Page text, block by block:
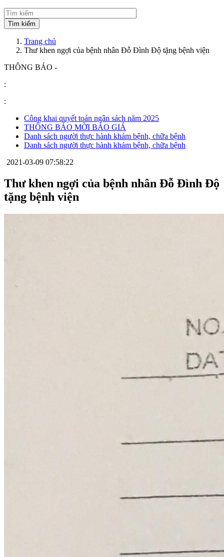
Trang chủ
Thư khen ngợi của bệnh nhân Đỗ Đình Độ tặng bệnh viện
THÔNG BÁO -
:
:
Công khai quyết toán ngân sách năm 2025
THÔNG BÁO MỜI BÁO GIÁ
Danh sách người thực hành khám bệnh, chữa bệnh
Danh sách người thực hành khám bệnh, chữa bệnh
2021-03-09 07:58:22
Thư khen ngợi của bệnh nhân Đỗ Đình Độ
tặng bệnh viện